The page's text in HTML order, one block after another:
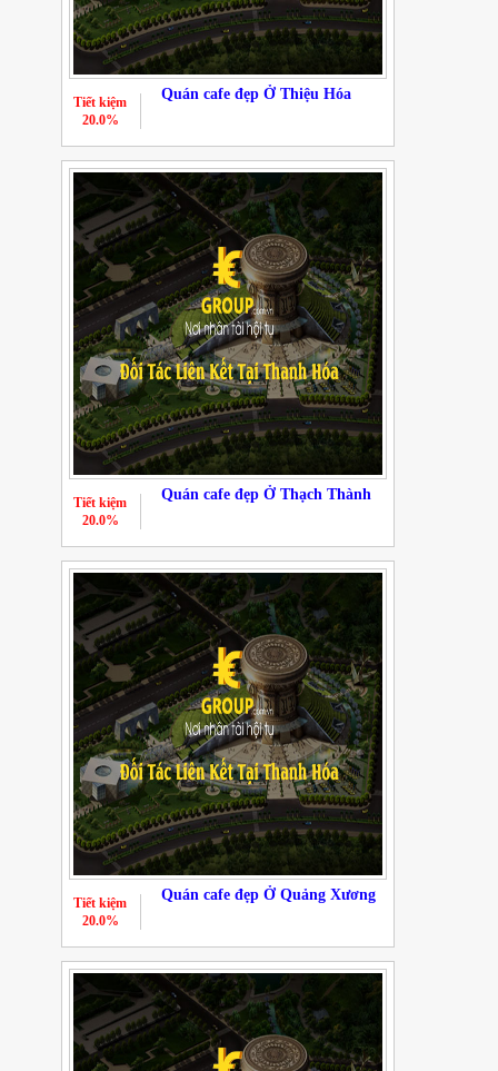
Quán cafe đẹp Ở Thiệu Hóa
Tiết kiệm
20.0%
Quán cafe đẹp Ở Thạch Thành
Tiết kiệm
20.0%
Quán cafe đẹp Ở Quảng Xương
Tiết kiệm
20.0%